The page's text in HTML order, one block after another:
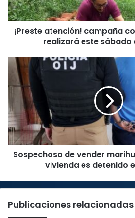
realizará
este
sábado
¡Preste atención! campaña
realizará este sábado
Sospechoso
vender
marihuana
crack
en
su
vivienda
esSospechoso de vender
vivienda es detenido
Publicaciones relacionadas